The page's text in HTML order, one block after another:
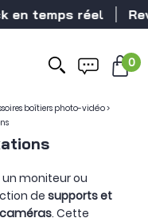
réel Revendeur
0
boîtiers photo-vidéo>
moniteur ou
de supports et
. Cette